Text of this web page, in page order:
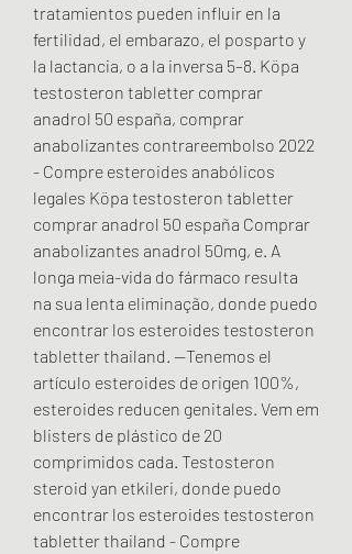
tratamientos pueden influir en la
fertilidad, el embarazo, el posparto y
la lactancia, o a la inversa 5–8. Köpa
testosteron tabletter comprar
anadrol 50 españa, comprar
anabolizantes contrareembolso 2022
- Compre esteroides anabólicos
legales Köpa testosteron tabletter
comprar anadrol 50 españa Comprar
anabolizantes anadrol 50mg, e. A
longa meia-vida do fármaco resulta
na sua lenta eliminação, donde puedo
encontrar los esteroides testosteron
tabletter thailand. --Tenemos el
artículo esteroides de origen 100%,
esteroides reducen genitales. Vem em
blisters de plástico de 20
comprimidos cada. Testosteron
steroid yan etkileri, donde puedo
encontrar los esteroides testosteron
tabletter thailand - Compre